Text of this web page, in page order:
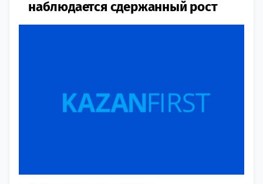
наблюдается сдержанный рост